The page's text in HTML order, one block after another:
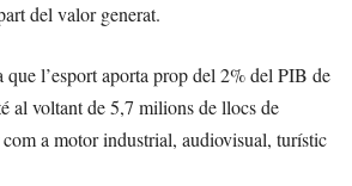
del valor generat.
que l’esport aporta prop del 2% del PIB de
al voltant de 5,7 milions de llocs de
com a motor industrial, audiovisual, turístic